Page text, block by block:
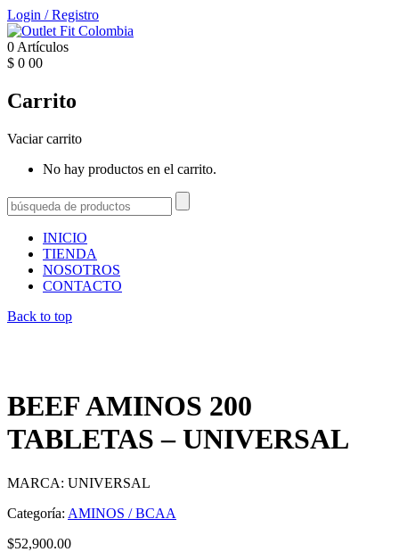
Login /Registro
0 Artículos
$ 0 00
Carrito
Vaciar carrito
No hay productos en el carrito.
INICIO
TIENDA
NOSOTROS
CONTACTO
Back to top
BEEF AMINOS 200
TABLETAS – UNIVERSAL
MARCA: UNIVERSAL
Categoría: AMINOS / BCAA
$52,900.00